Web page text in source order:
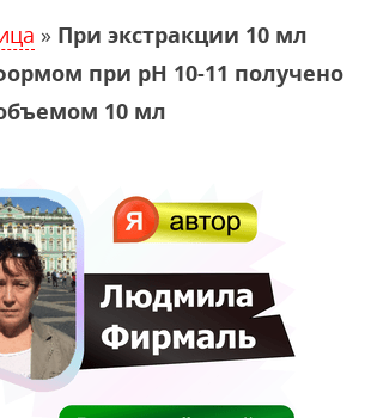
» При экстракции 10 мл
при рН 10-11 получено
10 мл